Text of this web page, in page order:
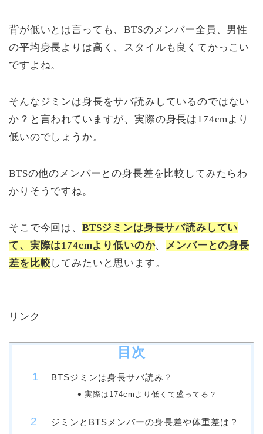
背が低いとは言っても、BTSのメンバー全員、男性
の平均身長よりは高く、スタイルも良くてかっこい
ですよね。
そんなジミンは身長をサバ読みしているのではない
か？と言われていますが、実際の身長は174cmより
低いのでしょうか。
BTSの他のメンバーとの身長差を比較してみたらわ
かりそうですね。
そこで今回は、 BTSジミンは身長サバ読みしてい
て、実際は174cmより低いのか、 メンバーとの身長
差を比較してみたいと思います。
リンク
目次
BTSジミンは身長サバ読み？
実際は174cmより低くて盛ってる？
ジミンとBTSメンバーの身長差や体重差は？